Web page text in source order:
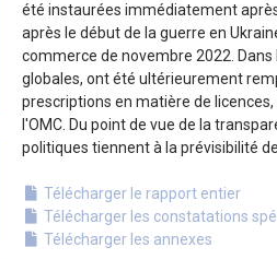
été instaurées immédiatement
après le début de la guerre en
commerce de novembre 2022.
globales, ont été ultérieurement
prescriptions en matière de
l'OMC. Du point de vue de la
politiques tiennent à la prévisibilité
Télécharger le rapport entier
Télécharger les constatations
Télécharger les annexes